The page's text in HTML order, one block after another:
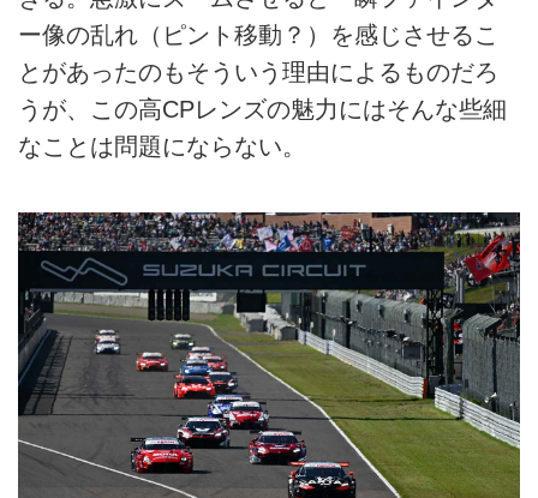
ー像の乱れ（ピント移動？）を感じさせるこ
とがあったのもそういう理由によるものだろ
うが、この高CPレンズの魅力にはそんな些細
なことは問題にならない。